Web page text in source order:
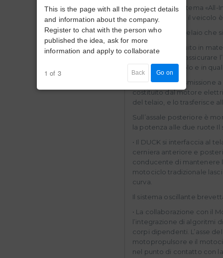
• Il DUCK è un sistema
per far muovere il veicolo
all’interno di un telaio che
• Il telaio è costruito in
ottimizzato per assicurare
marcia del veicolo e in
• Il sistema di trasmissione
costituito dal motore
del telaio, e lo trasferisce
Sull’assale posteriore è
la potenza alle due ruote
• Il DUCK si interfaccia al
cerniera anteriore e
conducente di mantenere
motociclo tradizionale
curva.
Il sistema oscillante
• La collaborazione con il
l’integrazione di algoritmi
corpi dipendenti. L’asse
motopropulsore e il
nel punto di contatto con
This is the page with all the project details
and information about the company.
Register to chat with the person who
published the idea, ask for more
information and apply to collaborate
1 of 3 Back Go on